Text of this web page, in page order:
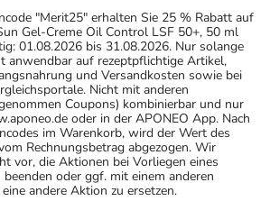
"Merit25" erhalten Sie 25 % Rabatt auf
Gel-Creme Oil Control LSF 50+, 50 ml
01.08.2026 bis 31.08.2026. Nur solange
anwendbar auf rezeptpflichtige Artikel,
und Versandkosten sowie bei
Nicht mit anderen
Coupons) kombinierbar und nur
oder in der APONEO App. Nach
im Warenkorb, wird der Wert des
Rechnungsbetrag abgezogen. Wir
vor, die Aktionen bei Vorliegen eines
oder ggf. mit einem anderen
andere Aktion zu ersetzen.